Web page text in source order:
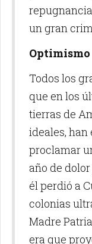
un gran
Optimismo
Todos los
que en los
tierras de
ideales, han
proclamar
año de
él perdió a
colonias
Madre
era que